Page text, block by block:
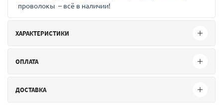
проволокы – всё в наличии!
ХАРАКТЕРИСТИКИ
ОПЛАТА
ДОСТАВКА